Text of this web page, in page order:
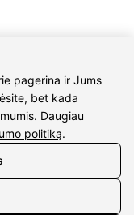
UAB
pagerina ir Jums
bet kada
Daugiau
politiką.